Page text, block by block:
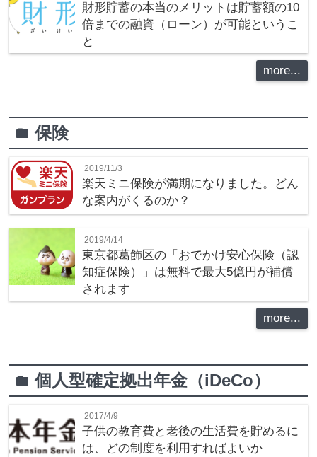
財形貯蓄の本当のメリットは貯蓄額の10
倍までの融資（ローン）が可能というこ
と
more...
folder保険
2019/11/3
楽天ミニ保険が満期になりました。どん
な案内がくるのか？
2019/4/14
東京都葛飾区の「おでかけ安心保険（認
知症保険）」は無料で最大5億円が補償
されます
more...
folder個人型確定拠出年金（iDeCo）
2017/4/9
子供の教育費と老後の生活費を貯めるに
は、どの制度を利用すればよいか